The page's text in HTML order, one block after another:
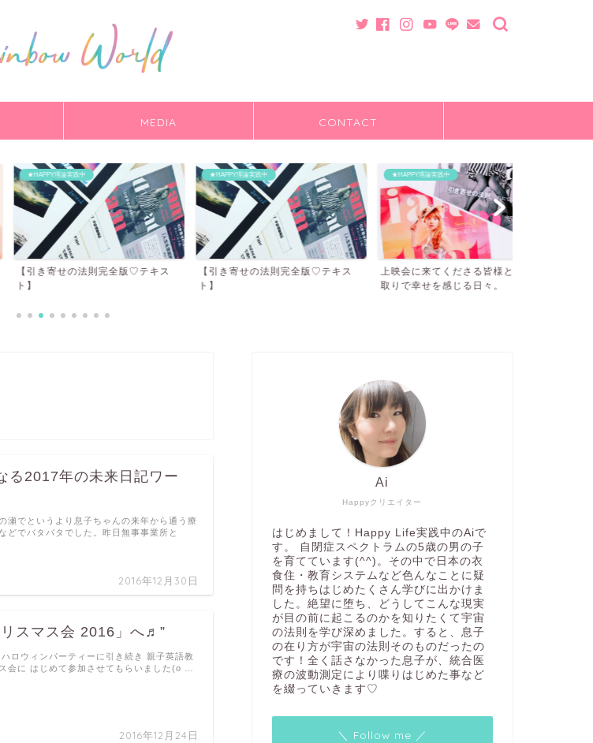
MEDIA CONTACT
理論実践中
き寄せの法則完全版♡テキス
★HAPPY理論実践中
【引き寄せの法則完全版♡テキス
★HAPPY理論実践中
上映会に来てくださる皆様とのやり
取りで幸せを感じる日々。
る2017年の未来日記ワー
2016年12月30日
瀬でというより息子ちゃんの来年から通う療
どでバタバタでした。昨日無事事業所と
スマス会 2016」へ♬”
2016年12月24日
ロウィンパーティーに引き続き 親子英語教
会に はじめて参加させてもらいました(o …
Happyクリエイター
Ai
はじめまして！Happy Life実践中のAiで
す。 自閉症スペクトラムの5歳の男の子
を育てています(^^)。その中で日本の衣
食住・教育システムなど色んなことに疑
問を持ちはじめたくさん学びに出かけま
した。絶望に堕ち、どうしてこんな現実
が目の前に起こるのかを知りたくて宇宙
の法則を学び深めました。すると、息子
の在り方が宇宙の法則そのものだったの
です！全く話さなかった息子が、統合医
療の波動測定により喋りはじめた事など
を綴っていきます♡
＼ Follow me ／